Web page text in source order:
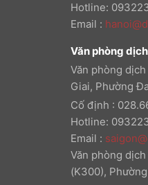
Hotline:
Email :
Văn phòng
Văn phòng
Giai, Phường
Cố định :
Hotline:
Email :
Văn phòng
(K300),